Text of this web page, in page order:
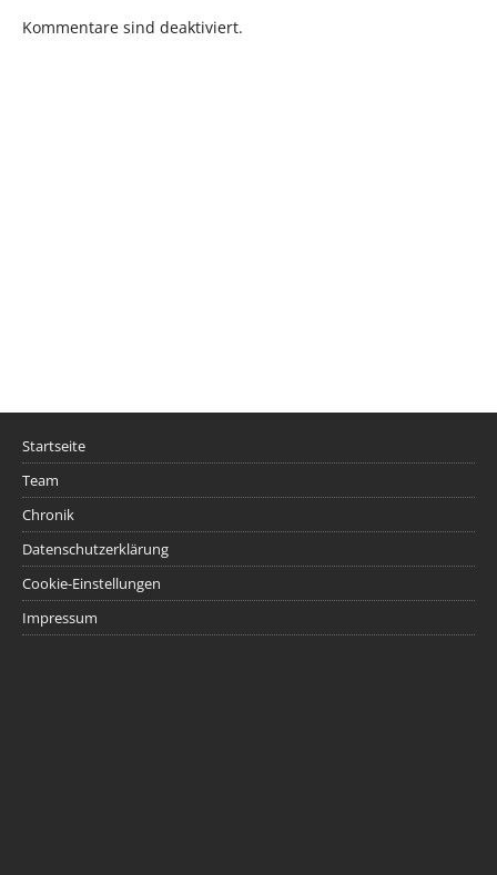
Kommentare sind deaktiviert.
Startseite
Team
Chronik
Datenschutzerklärung
Cookie-Einstellungen
Impressum